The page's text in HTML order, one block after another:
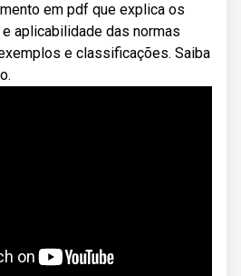
em pdf que explica os
aplicabilidade das normas
e classificações. Saiba